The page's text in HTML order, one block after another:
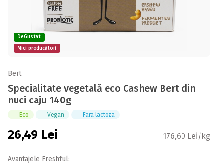
DeGustat
Mici producători
Bert
Specialitate vegetală eco Cashew Bert din
nuci caju 140g
Eco Vegan Fara lactoza
26,49 Lei 176,60 Lei/kg
Avantajele Freshful: